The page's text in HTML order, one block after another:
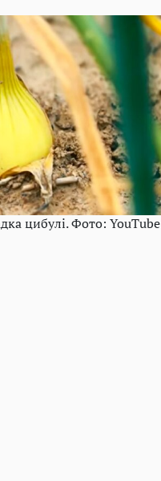
цибулі. Фото: YouTube